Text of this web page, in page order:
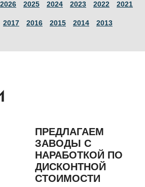
2026 2025 2024 2023 2022 2021
2017 2016 2015 2014 2013
ПРЕДЛАГАЕМ
ЗАВОДЫ С
НАРАБОТКОЙ ПО
ДИСКОНТНОЙ
СТОИМОСТИ